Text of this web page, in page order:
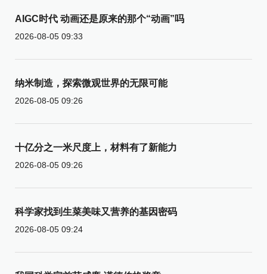
AIGC时代 动画还是原来的那个“动画”吗
2026-08-05 09:33
纳米制造，探索微观世界的无限可能
2026-08-05 09:26
十亿分之一米尺度上，材料有了新能力
2026-08-05 09:26
科学家找到生菜美味又营养的基因密码
2026-08-05 09:24